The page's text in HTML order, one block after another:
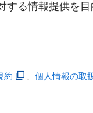
る情報提供を
約 、個人情報の取